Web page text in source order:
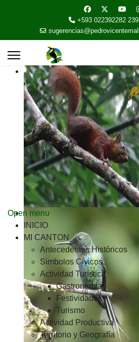
+593 022392282
Open menu
INICIO
MI CANTON
Antecedentes Históricos
Simbolos Cívicos
Actividad Turística
Gastronomía
Festividades
Turismo
Actividad Productiva
Territorio y Geografía